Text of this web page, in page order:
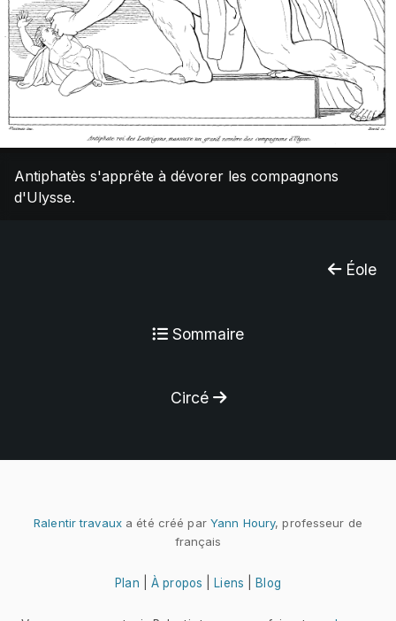
Antiphatès s'apprête à dévorer les compagnons
d'Ulysse.
Éole
Sommaire
Circé
Ralentir travauxa été créé par Yann Houry, professeur de
français
Plan |À propos Liens Blog